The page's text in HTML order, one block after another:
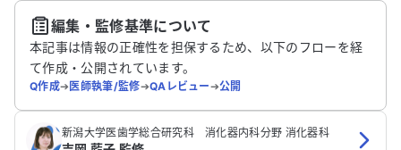
送信する
編集・監修基準について
本記事は情報の正確性を担保するため、以下のフローを経
て作成・公開されています。
Q作成➔医師執筆/監修➔QAレビュー➔公開
新潟大学医歯学総合研究科 消化器内科分野 消化器科